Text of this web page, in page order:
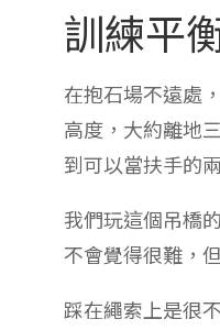
訓練平
在抱石場不遠處
高度，大約離地
到可以當扶手的
我們玩這個吊橋
不會覺得很難，
踩在繩索上是很